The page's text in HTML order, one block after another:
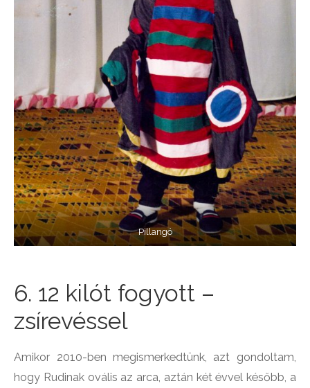
Pillangó
6. 12 kilót fogyott –
zsírevéssel
Amikor 2010-ben megismerkedtünk, azt gondoltam,
hogy Rudinak ovális az arca, aztán két évvel később, a